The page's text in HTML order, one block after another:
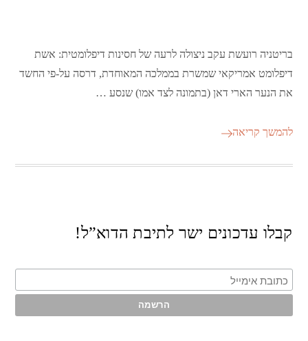
בריטניה רועשת עקב ניצולה לרעה של חסינות דיפלומטית: אשת
דיפלומט אמריקאי שמשרת בממלכה המאוחדת, דרסה על-פי החשד
את הנער הארי דאן (בתמונה לצד אמו) שנסע …
להמשך קריאה
קבלו עדכונים ישר לתיבת הדוא”ל!